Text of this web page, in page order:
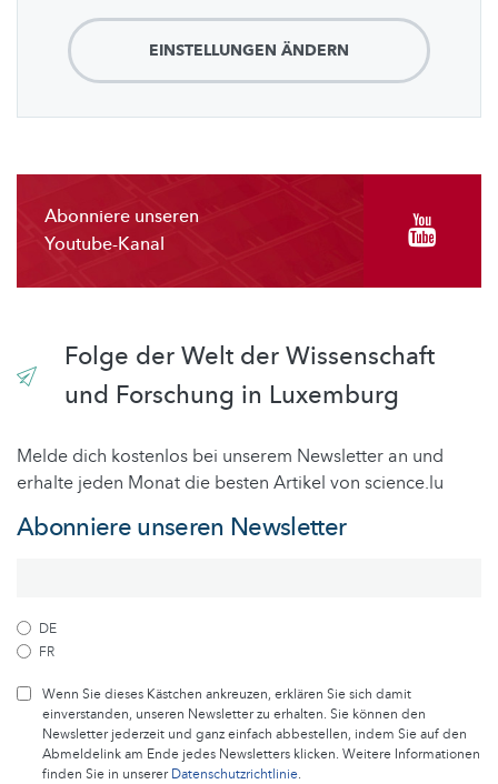
EINSTELLUNGEN ÄNDERN
Abonniere unseren
Youtube-Kanal
Folge der Welt der Wissenschaft
und Forschung in Luxemburg
Melde dich kostenlos bei unserem Newsletter an und
erhalte jeden Monat die besten Artikel von science.lu
Abonniere unseren Newsletter
DE
FR
Wenn Sie dieses Kästchen ankreuzen, erklären Sie sich damit
einverstanden, unseren Newsletter zu erhalten. Sie können den
Newsletter jederzeit und ganz einfach abbestellen, indem Sie auf den
Abmeldelink am Ende jedes Newsletters klicken. Weitere Informationen
finden Sie in unsererDatenschutzrichtlinie.